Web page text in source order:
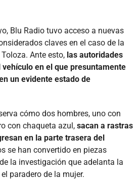
Blu Radio tuvo acceso a nuevas
claves en el caso de la
Ante esto, las autoridades
en el que presuntamente
un evidente estado de
cómo dos hombres, uno con
con chaqueta azul, sacan a rastras
en la parte trasera del
se han convertido en piezas
la investigación que adelanta la
paradero de la mujer.